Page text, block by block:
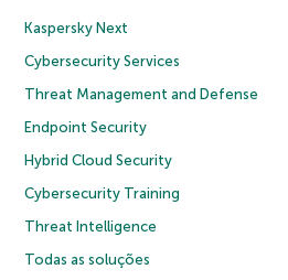
Kaspersky Next
Cybersecurity Services
Threat Management and Defense
Endpoint Security
Hybrid Cloud Security
Cybersecurity Training
Threat Intelligence
Todas as soluções